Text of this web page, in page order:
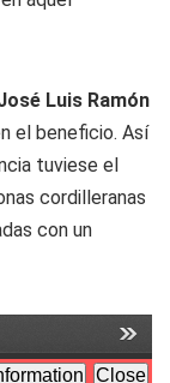
Luis Ramón
el beneficio. Así
tuviese el
cordilleranas
con un